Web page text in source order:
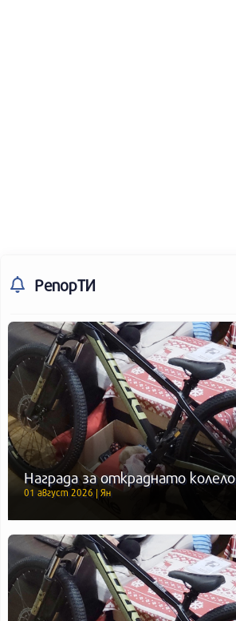
РепорТИ
Награда за откраднато колело
01 август 2026 | Ян